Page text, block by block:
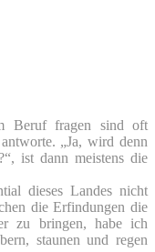
Beruf fragen sind oft
„Ja, wird denn
ist dann meistens die
dieses Landes nicht
die Erfindungen die
zu bringen, habe ich
staunen und regen